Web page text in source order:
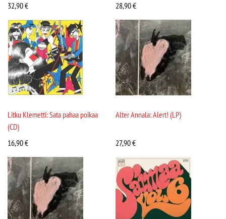
32,90€ 28,90€
Litku Klemetti: Sata pahaa poikaa
(CD)
16,90€
Alter Annala: Alert! (LP)
27,90€